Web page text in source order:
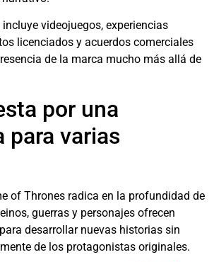
videojuegos, experiencias
licenciados y acuerdos comerciales
de la marca mucho más allá de
por una
para varias
of Thrones radica en la profundidad de
guerras y personajes ofrecen
desarrollar nuevas historias sin
de los protagonistas originales.